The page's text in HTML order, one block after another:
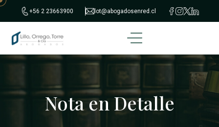
+56 2 23663900 lot@abogadosenred.cl
Nota en Detalle